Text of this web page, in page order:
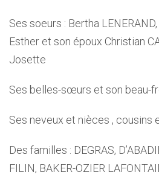
Ses soeurs : Bertha LENERAND,
Esther et son époux Christian
Josette
Ses belles-sœurs et son beau-
Ses neveux et nièces , cousins
Des familles : DEGRAS,
FILIN, BAKER-OZIER